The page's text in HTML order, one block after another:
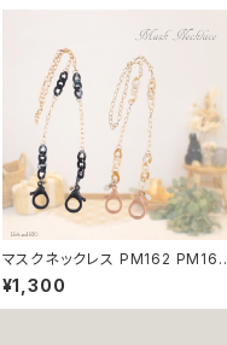
マスクネックレス PM162 PM163
マスクストラップ メガネストラップ
めがねチェーン マスクアクセ 返品
交換不可
¥1,300